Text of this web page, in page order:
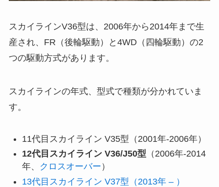
スカイラインV36型は、2006年から2014年まで生
産され、FR（後輪駆動）と4WD（四輪駆動）の2
つの駆動方式があります。
スカイラインの年式、型式で種類が分かれていま
す。
11代目スカイライン V35型（2001年-2006年）
12代目スカイライン V36/J50型 （2006年-2014
年、
クロスオーバー ）
13代目スカイライン V37型（2013年 – ）